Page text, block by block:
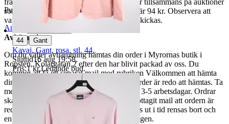
fraktpriset. Vi samfraktar upp till fyra varor tillsammans på auktioner
som avslutas samma dag. Samfraktspriset är 94 kr. Observera att
varor märkta endast avhämtning inte kan skickas.
Avhämtning
Om du väljer avhämtning hämtas din order i Myrornas butik i
Ropsten, Kolargatan 2 efter den har blivit packad av oss. Du
kommer att få ett separat mail med rubriken Välkommen att hämta
din order på Myrorna i Ropsten! när din order är redo att hämtas. Ta
med legitimation. Hanteringstiden är cirka 3-5 arbetsdagar. Ordrar
ska hämtas senast 7 dagar efter att man mottagit mail att ordern är
redo för avhämtning. Ordrar som ej hämtas ut i tid rensas bort och
en avgift på 84 kr dras av från återbetalningen.
Publicerad
12 jun 19:37
Anmäl
44 | Gant
Kavaj, Gant, rosa, stl. 44.
Sluttid16 aug 19:58.
Pris:1 kr,Ledande bud.